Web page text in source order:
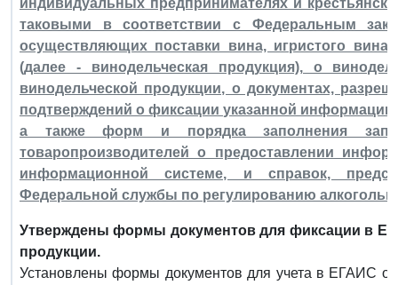
таковыми в соответствии с Федеральным
осуществляющих поставки вина, игристого вина
(далее - винодельческая продукция), о
винодельческой продукции, о документах,
подтверждений о фиксации указанной
а также форм и порядка заполнения
товаропроизводителей о предоставлении
информационной системе, и справок,
Федеральной службы по регулированию
Утверждены формы документов для фиксации в
продукции.
Установлены формы документов для учета в ЕГАИС